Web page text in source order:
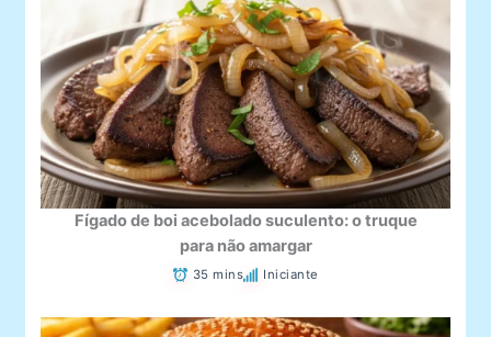
Fígado de boi acebolado suculento: o truque
para não amargar
35 mins Iniciante